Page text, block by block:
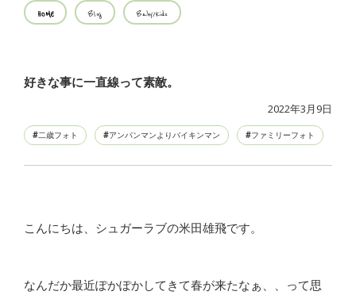
HOME Blog Baby/Kids
好きな事に一直線って素敵。
2022年3月9日
二歳フォト アンパンマンよりバイキンマン ファミリーフォト
こんにちは、シュガーラブの米田雄飛です。
なんだか最近ぽかぽかしてきて春が来たなぁ、、って思